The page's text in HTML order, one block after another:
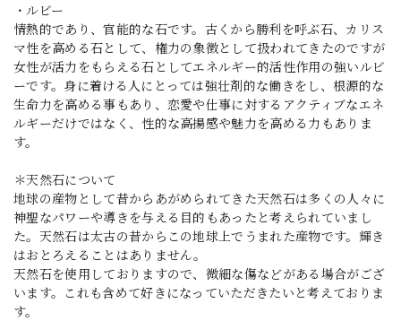
・ルビー
情熱的であり、官能的な石です。古くから勝利を呼ぶ石、カリス
マ性を高める石として、権力の象徴として扱われてきたのですが
女性が活力をもらえる石としてエネルギー的活性作用の強いルビ
ーです。身に着ける人にとっては強壮剤的な働きをし、根源的な
生命力を高める事もあり、恋愛や仕事に対するアクティブなエネ
ルギーだけではなく、性的な高揚感や魅力を高める力もありま
す。
＊天然石について
地球の産物として昔からあがめられてきた天然石は多くの人々に
神聖なパワーや導きを与える目的もあったと考えられていまし
た。天然石は太古の昔からこの地球上でうまれた産物です。輝き
はおとろえることはありません。
天然石を使用しておりますので、微細な傷などがある場合がござ
います。これも含めて好きになっていただきたいと考えておりま
す。